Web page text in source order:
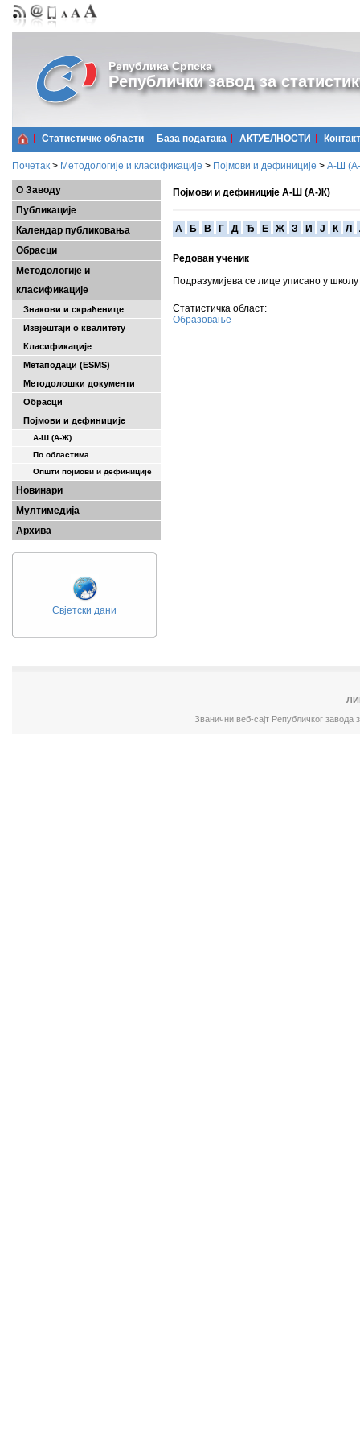
Република Српска
Републички завод за
Статистичке области Базa података АКТУЕЛНОСТИ Контакт
Почетак > Методологије и класификације > Појмови и дефиниције > А-Ш
О Заводу
Публикације
Календар публиковања
Обрасци
Методологије и
класификације
Знакови и скраћенице
Извјештаји о квалитету
Класификације
Метаподаци (ESMS)
Методолошки документи
Обрасци
Појмови и дефиниције
А-Ш (A-Ж)
По областима
Општи појмови и дефиниције
Новинари
Мултимедија
Архива
Свјетски дани
Појмови и дефиниције А-Ш (А-Ж)
A Б В Г Д Ђ Е Ж З И Ј К Л
Редован ученик
Подразумијева се лице уписано у
Статистичка област:
Образовање
Званични веб-сајт Републичког